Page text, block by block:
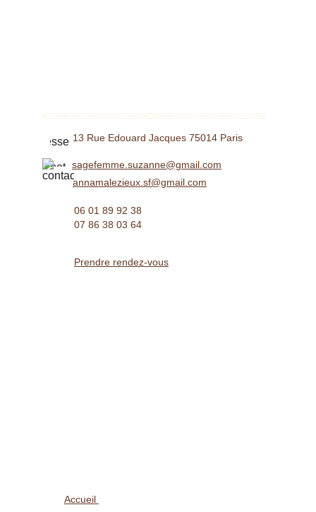
13 Rue Edouard Jacques 75014 Paris
06 01 89 92 38
sagefemme.suzanne@gmail.com
annamalezieux.sf@gmail.com
Découvrez l'importance du suivi échographique de la grossesse dans notre dernier article de blog. En tant que sage-femme libérale dévouée, nous vous expliquons les différentes échographies à effectuer tout au long de votre grossesse. De la
datation à la troisième trimestre, nous détaillons chaque échographie, son objectif et le moment idéal pour la réaliser. Cependant, il est important de noter que notre cabinet situé au 20 rue des Grands Augustins, 75006 Paris, ne propose pas
d'échographie. Nous sommes là pour vous accompagner dans toutes les autres facettes de votre grossesse, assurant votre bien-être et celui de votre bébé. Pour en savoir plus, lisez notre article complet sur le suivi échographique de la grossesse.
Accueil
Prendre rendez-vous
07 86 38 03 64